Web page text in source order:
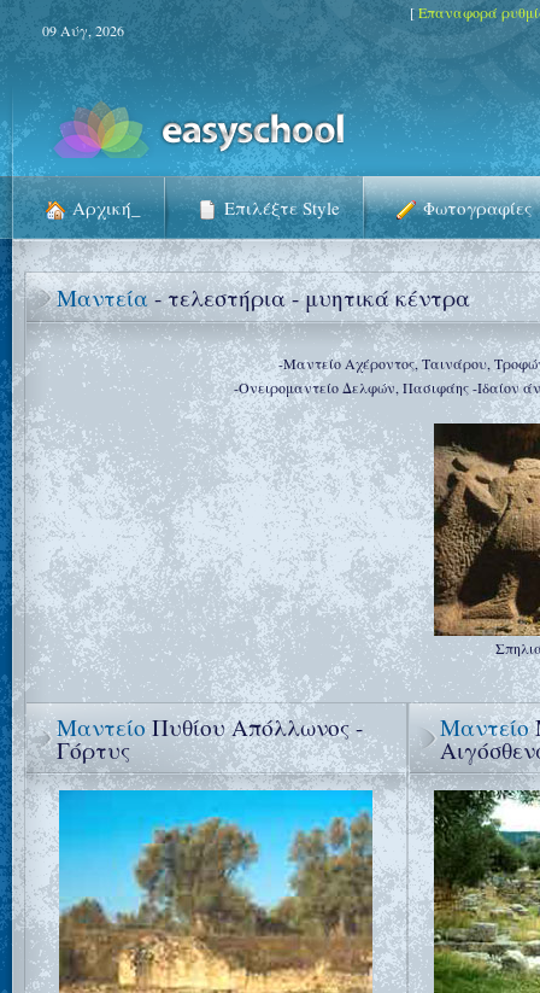
09 Αύγ, 2026
[Επαναφορά
Aρχική_ Επιλέξτε Style Φωτογραφίες
Μαντεία- τελεστήρια - μυητικά κέντρα
-Μαντείο Αχέροντος, Ταινάρου,
-Ονειρομαντείο Δελφών, Πασιφάης -Ιδαίον
ΜαντείοΠυθίου Απόλλωνος -
Γόρτυς
Μαντείο